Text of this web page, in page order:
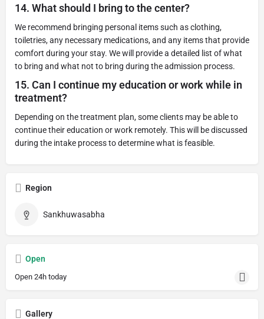
14. What should I bring to the center?
We recommend bringing personal items such as clothing,
toiletries, any necessary medications, and any items that provide
comfort during your stay. We will provide a detailed list of what
to bring and what not to bring during the admission process.
15. Can I continue my education or work while in
treatment?
Depending on the treatment plan, some clients may be able to
continue their education or work remotely. This will be discussed
during the intake process to determine what is feasible.
Region
Sankhuwasabha
Open
Open 24h today
Gallery